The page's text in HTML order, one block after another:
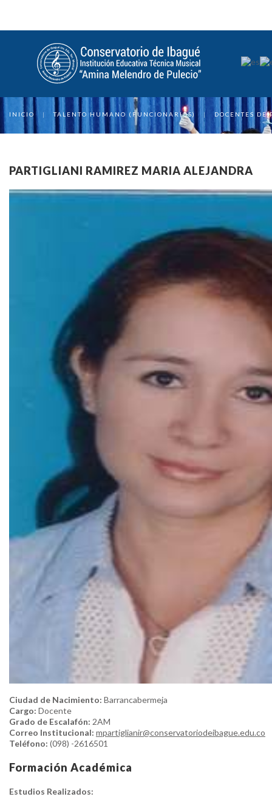
INICIO | TALENTO HUMANO (FUNCIONARIOS) | DOCENTES DE
PARTIGLIANI RAMIREZ MARIA ALEJANDRA
Ciudad de Nacimiento: Barrancabermeja
Cargo: Docente
Grado de Escalafón: 2AM
Correo Institucional: mpartiglianir@conservatoriodeibague.edu.co
Teléfono: (098) -2616501
Formación Académica
Estudios Realizados: